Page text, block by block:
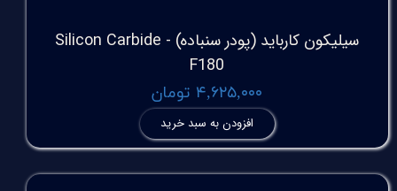
سیلیکون کارباید (پودر سنباده) Silicon Carbide -
F180
۴,۶۲۵,۰۰۰ تومان
افزودن به سبد خرید